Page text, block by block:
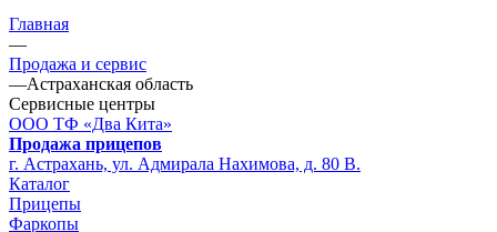
Главная
—
Продажа и сервис
—Астраханская область
Сервисные центры
ООО ТФ «Два Кита»
Продажа прицепов
г. Астрахань, ул. Адмирала Нахимова, д. 80 В.
Каталог
Прицепы
Фаркопы